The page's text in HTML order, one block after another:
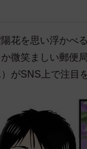
花を思い浮かべ
微笑ましい郵便
がSNS上で注目